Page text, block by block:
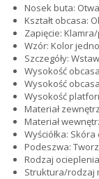
Nosek buta:
Kształt obcasa:
Zapięcie:
Wzór: Kolor
Szczegóły:
Wysokość
Wysokość
Wysokość
Materiał
Materiał
Wyściółka:
Podeszwa:
Rodzaj
Struktura/rodzaj